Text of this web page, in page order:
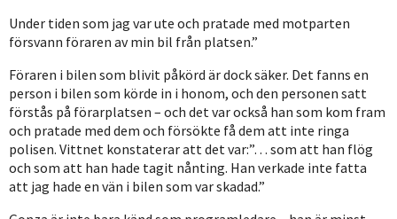
Under tiden som jag var ute och pratade med motparten
försvann föraren av min bil från platsen.”
Föraren i bilen som blivit påkörd är dock säker. Det fanns en
person i bilen som körde in i honom, och den personen satt
förstås på förarplatsen – och det var också han som kom fram
och pratade med dem och försökte få dem att inte ringa
polisen. Vittnet konstaterar att det var:”… som att han flög
och som att han hade tagit nånting. Han verkade inte fatta
att jag hade en vän i bilen som var skadad.”